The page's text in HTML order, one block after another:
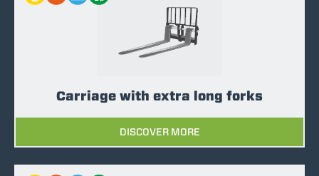
Carriage with extra long forks
DISCOVER MORE